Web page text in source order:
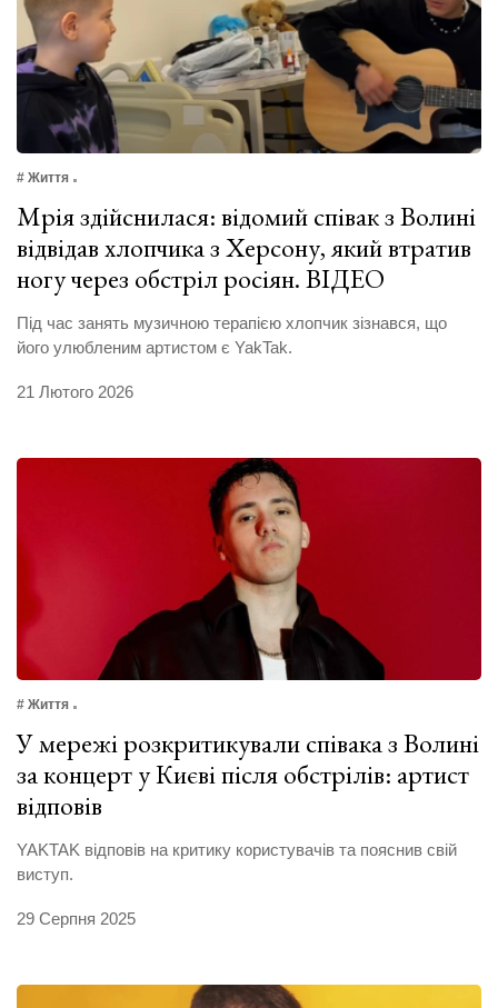
# Життя
Мрія здійснилася: відомий співак з Волині
відвідав хлопчика з Херсону, який втратив
ногу через обстріл росіян. ВІДЕО
Під час занять музичною терапією хлопчик зізнався, що
його улюбленим артистом є YakTak.
21 Лютого 2026
# Життя
У мережі розкритикували співака з Волині
за концерт у Києві після обстрілів: артист
відповів
YAKTAK відповів на критику користувачів та пояснив свій
виступ.
29 Серпня 2025